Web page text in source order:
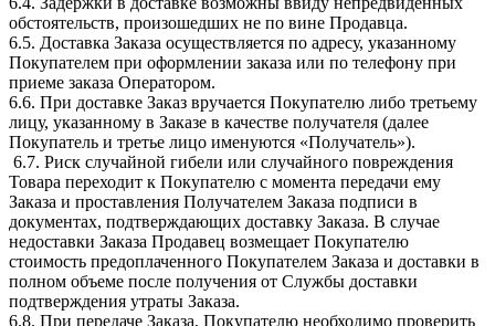
обстоятельств, произошедших не по вине Продавца.
6.5. Доставка Заказа осуществляется по адресу, указанному
Покупателем при оформлении заказа или по телефону при
приеме заказа Оператором.
6.6. При доставке Заказ вручается Покупателю либо третьему
лицу, указанному в Заказе в качестве получателя (далее
Покупатель и третье лицо именуются «Получатель»).
6.7. Риск случайной гибели или случайного повреждения
Товара переходит к Покупателю с момента передачи ему
Заказа и проставления Получателем Заказа подписи в
документах, подтверждающих доставку Заказа. В случае
недоставки Заказа Продавец возмещает Покупателю
стоимость предоплаченного Покупателем Заказа и доставки в
полном объеме после получения от Службы доставки
подтверждения утраты Заказа.
6.8. При передаче Заказа, Покупателю необходимо проверить